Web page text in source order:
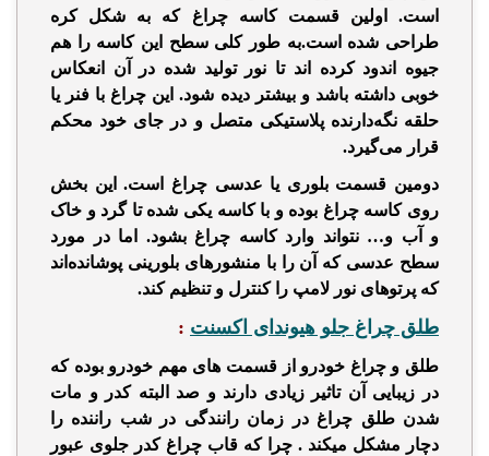
است. اولین قسمت کاسه چراغ که به شکل کره
طراحی شده است.به طور کلی سطح این کاسه را هم
جیوه‌ اندود کرده اند تا نور تولید شده در آن انعکاس
خوبی داشته باشد و بیشتر دیده شود. این چراغ با فنر یا
حلقه نگه‌دارنده پلاستیکی متصل و در جای خود محکم
قرار می‌گیرد.
دومین قسمت بلوری یا عدسی چراغ است. این بخش
روی کاسه چراغ بوده و با کاسه یکی شده تا گرد و خاک
و آب و… نتواند وارد کاسه چراغ بشود. اما در مورد
سطح عدسی که آن را با منشورهای بلورینی پوشانده‌اند
که پرتوهای نور لامپ را کنترل و تنظیم کند.
طلق چراغ جلو هیوندای اکسنت :
طلق و چراغ خودرو از قسمت های مهم خودرو بوده که
در زیبایی آن تاثیر زیادی دارند و صد البته کدر و مات
شدن طلق چراغ در زمان رانندگی در شب راننده را
دچار مشکل میکند . چرا که قاب چراغ کدر جلوی عبور